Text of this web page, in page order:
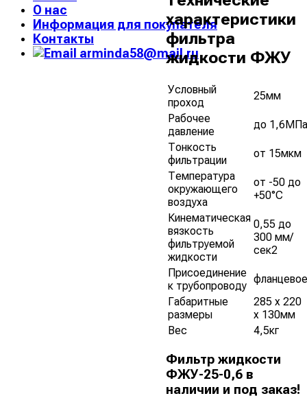
О нас
Информация для покупателя
Контакты
arminda58@mail.ru
характеристики
фильтра
жидкости ФЖУ
Условный
проход
25мм
Рабочее
давление
до 1,6МПа
Тонкость
фильтрации
от 15мкм
Температура
окружающего
воздуха
от -50 до
+50°С
Кинематическая
вязкость
фильтруемой
жидкости
0,55 до
300 мм/
сек2
Присоединение
к трубопроводу
фланцевое
Габаритные
размеры
285 х 220
х 130мм
Вес
4,5кг
Фильтр жидкости
ФЖУ-25-0,6 в
наличии и под заказ!